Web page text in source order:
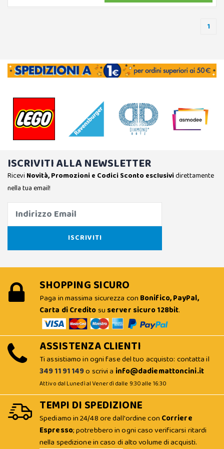
1
ISCRIVITI ALLA NEWSLETTER
Ricevi Novità, Promozioni e Codici Sconto esclusividirettamente
nella tua email!
SHOPPING SICURO
Paga in massima sicurezza con Bonifico, PayPal,
Carta di Creditosu server sicuro 128bit.
ASSISTENZA CLIENTI
Ti assistiamo in ogni fase del tuo acquisto: contatta il
349 11 91 149o scrivi a info@dadiemattoncini.it
Attivo dal Lunedì al Venerdì dalle 9:30 alle 16:30
TEMPI DI SPEDIZIONE
Spediamo in 24/48 ore dall'ordine con Corriere
Espresso; potrebbero in ogni caso verificarsi ritardi
nella spedizione in caso di alto volume di acquisti.